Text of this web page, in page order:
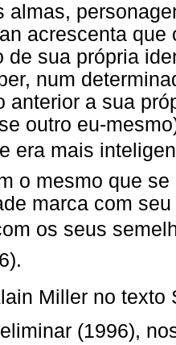
almas,
acrescenta
de sua própria
num
anterior a sua
outro eu-
era mais
o mesmo que
marca com
os seus
Miller no texto
(1996),